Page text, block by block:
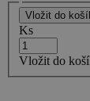
Ks
Vložit do